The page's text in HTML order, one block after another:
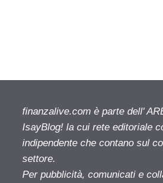
finanzalive.com è parte dell'
IsayBlog! la cui rete editoriale
indipendente che contano sul
settore.
Per pubblicità, comunicati e